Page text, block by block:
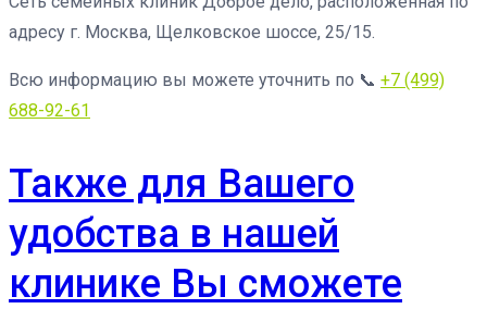
адресу г. Москва, Щелковское шоссе, 25/15.
Всю информацию вы можете уточнить по 📞 +7 (499)
688-92-61
Также для Вашего
удобства в нашей
клинике Вы сможете